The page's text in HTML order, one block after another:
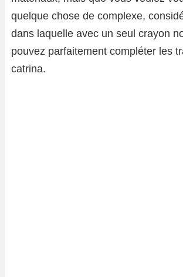
quelque chose de complexe,
dans laquelle avec un seul crayon
pouvez parfaitement compléter les
catrina.